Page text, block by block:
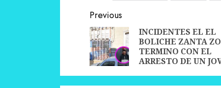
Continue
Reading
Previous
INCIDENTES EL EL
BOLICHE ZANTA
TERMINO CON EL
ARRESTO DE UN